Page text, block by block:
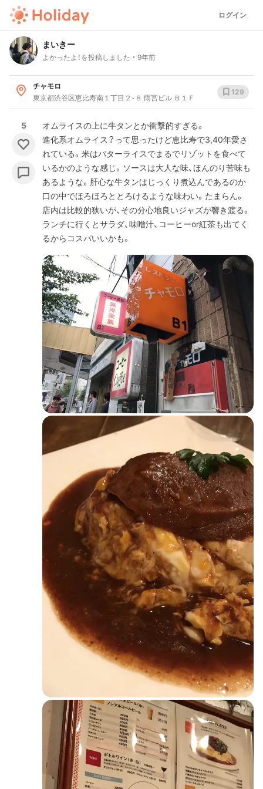
ログイン
まいきー
よかったよ！を投稿しました 9年前
チャモロ
東京都渋谷区恵比寿南１丁目２-８ 雨宮ビル Ｂ１Ｆ
129
5
オムライスの上に牛タンとか衝撃的すぎる。
進化系オムライス？って思ったけど恵比寿で3,40年愛さ
れている。米はバターライスでまるでリゾットを食べて
いるかのような感じ。ソースは大人な味、ほんのり苦味も
あるような。肝心な牛タンはじっくり煮込んであるのか
口の中でほろほろととろけるような味わい。たまらん。
店内は比較的狭いが、その分心地良いジャズが響き渡る。
ランチに行くとサラダ、味噌汁、コーヒーor紅茶も出てく
るからコスパいいかも。